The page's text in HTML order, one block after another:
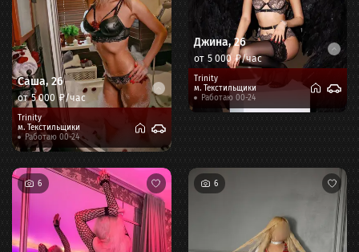
Саша, 26
от5 000 ₽/час
Trinity
м. Текстильщики
Работаю 00-24
Джина,26
от 5 000 ₽/час
Trinity
м. Текстильщики
Работаю 00-24
6 6